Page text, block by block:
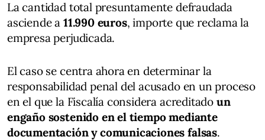
La cantidad total presuntamente defraudada
asciende a 11.990 euros, importe que reclama la
empresa perjudicada.
El caso se centra ahora en determinar la
responsabilidad penal del acusado en un proceso
en el que la Fiscalía considera acreditado un
engaño sostenido en el tiempo mediante
documentación y comunicaciones falsas.